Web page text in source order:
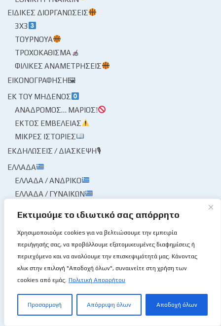
Εκτιμούμε το ιδιωτικό σας απόρρητο
Χρησιμοποιούμε cookies για να βελτιώσουμε την εμπειρία
περιήγησής σας, να προβάλλουμε εξατομικευμένες διαφημίσεις ή
περιεχόμενο και να αναλύουμε την επισκεψιμότητά μας. Κάνοντας
κλικ στην επιλογή "Αποδοχή όλων", συναινείτε στη χρήση των
cookies από εμάς. Πολιτική Απορρήτου
Προσαρμογή Απόρριψη όλων Αποδοχή όλων
ΕΙΔΙΚΈΣ ΔΙΟΡΓΑΝΏΣΕΙΣ
3X3
ΤΟΥΡΝΟΥΆ
ΤΡΟΧΟΚΆΘΙΣΜΑ
ΦΙΛΙΚΈΣ ΑΝΑΜΕΤΡΉΣΕΙΣ
ΕΙΚΟΝΟΓΡΆΦΗΣΗ🖼
ΕΚ ΤΟΥ ΜΗΔΕΝΌΣ
ΑΝΆΔΡΟΜΟΣ… ΜΆΡΙΟΣ!
ΕΚΤΌΣ ΕΜΒΈΛΕΙΑΣ
ΜΙΚΡΈΣ ΙΣΤΟΡΊΕΣ
ΕΚΔΗΛΏΣΕΙΣ / ΔΙΆΣΚΕΨΗ🎙
ΕΛΛΆΔΑ
ΕΛΛΆΔΑ / ΑΝΔΡΙΚΌ
ΕΛΛΆΔΑ / ΓΥΝΑΙΚΏΝ
ΕΞΩΤΕΡΙΚΈΣ ΔΙΟΡΓΑΝΏΣΕΙΣ / ΚΌΣΜΟΣ
BCL
EUROPE CUP
NBA
ΕΥΡΩΛΊΓΚΑ
ΈΤΣΙ ΜΟΥ ΕΚΆΠΝΙΣΕΝ
Ο ΑΝΑΖΗΤΏΝ ΕΥΡΊΣΚΕΙ